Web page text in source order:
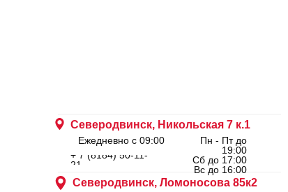
Северодвинск, Ломоносова 85к2
Северодвинск, Никольская 7 к.1
Ежедневно с 09:00
Пн - Пт до
19:00
Сб до 17:00
Вс до 16:00
+ 7 (8184) 50-11-
21